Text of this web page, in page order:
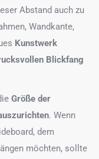
Abstand auch zu
Wandkante,
Kunstwerk
Blickfang
Größe der
. Wenn
dem
möchten, sollte